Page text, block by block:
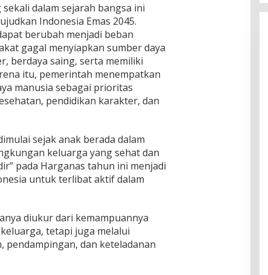
dalam sejarah bangsa ini
Indonesia Emas 2045.
berubah menjadi beban
gagal menyiapkan sumber daya
berdaya saing, serta memiliki
itu, pemerintah menempatkan
manusia sebagai prioritas
pendidikan karakter, dan
sejak anak berada dalam
keluarga yang sehat dan
pada Harganas tahun ini menjadi
untuk terlibat aktif dalam
diukur dari kemampuannya
tetapi juga melalui
pendampingan, dan keteladanan